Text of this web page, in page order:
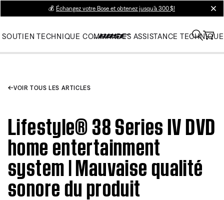
💰 Échangez votre Bose et obtenez jusqu’à 300 $!
SOUTIEN TECHNIQUE COMMANDES ASSISTANCE TECHNIQUE
VOIR TOUS LES ARTICLES
Lifestyle® 38 Series IV DVD
home entertainment
system | Mauvaise qualité
sonore du produit